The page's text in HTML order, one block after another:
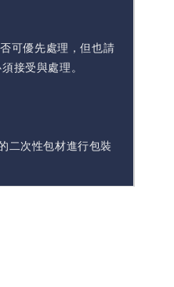
可優先處理，但也請
接受與處理。
二次性包材進行包裝